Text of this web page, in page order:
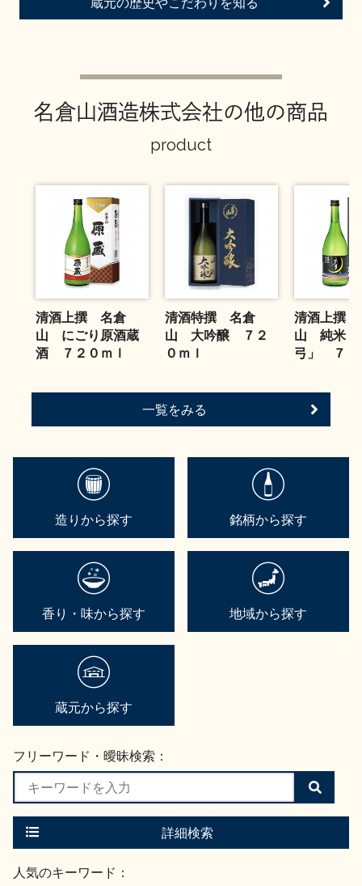
名倉山酒造株式会社の他の商品
product
清酒上撰 名倉
山 にごり原酒蔵
酒 ７２０ｍｌ
清酒特撰 名倉
山 大吟醸 ７２
０ｍｌ
清酒上撰
山 純米「
弓」 ７２
一覧をみる
造りから探す 銘柄から探す
香り・味から探す 地域から探す
蔵元から探す
フリーワード・曖昧検索：
検
索
す
詳細検索
人気のキーワード：